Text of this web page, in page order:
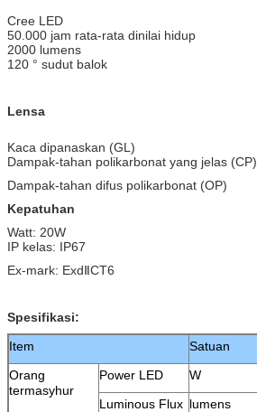
Cree LED
50.000 jam rata-rata dinilai hidup
2000 lumens
120 ° sudut balok
Lensa
Kaca dipanaskan (GL)
Dampak-tahan polikarbonat yang jelas (CP)
Dampak-tahan difus polikarbonat (OP)
Kepatuhan
Watt: 20W
IP kelas: IP67
Ex-mark: ExdⅡCT6
Spesifikasi:
Item
Satuan
Orang
termasyhur
Power LED W
Luminous Flux lumens